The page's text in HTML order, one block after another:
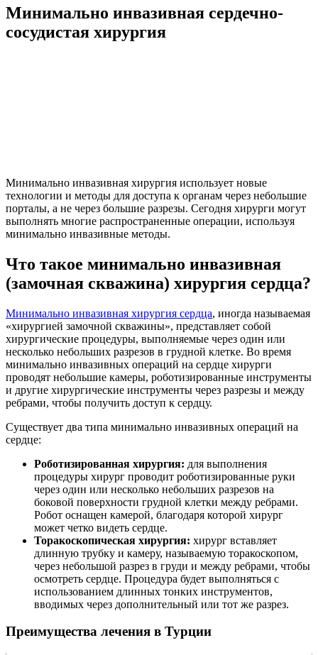
Минимально инвазивная сердечно-
сосудистая хирургия
Минимально инвазивная хирургия использует новые
технологии и методы для доступа к органам через небольшие
порталы, а не через большие разрезы. Сегодня хирурги могут
выполнять многие распространенные операции, используя
минимально инвазивные методы.
Что такое минимально инвазивная
(замочная скважина) хирургия сердца?
Минимально инвазивная хирургия сердца, иногда называемая
«хирургией замочной скважины», представляет собой
хирургические процедуры, выполняемые через один или
несколько небольших разрезов в грудной клетке. Во время
минимально инвазивных операций на сердце хирурги
проводят небольшие камеры, роботизированные инструменты
и другие хирургические инструменты через разрезы и между
ребрами, чтобы получить доступ к сердцу.
Существует два типа минимально инвазивных операций на
сердце:
Роботизированная хирургия: для выполнения
процедуры хирург проводит роботизированные руки
через один или несколько небольших разрезов на
боковой поверхности грудной клетки между ребрами.
Робот оснащен камерой, благодаря которой хирург
может четко видеть сердце.
Торакоскопическая хирургия: хирург вставляет
длинную трубку и камеру, называемую торакоскопом,
через небольшой разрез в груди и между ребрами, чтобы
осмотреть сердце. Процедура будет выполняться с
использованием длинных тонких инструментов,
вводимых через дополнительный или тот же разрез.
Преимущества лечения в Турции